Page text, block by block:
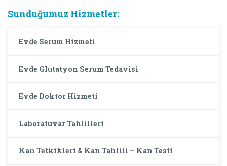
Sunduğumuz Hizmetler:
Evde Serum Hizmeti
Evde Glutatyon Serum Tedavisi
Evde Doktor Hizmeti
Laboratuvar Tahlilleri
Kan Tetkikleri & Kan Tahlili – Kan Testi